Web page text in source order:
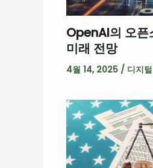
OpenAI의 오픈
미래 전망
4월 14, 2025 / 디지